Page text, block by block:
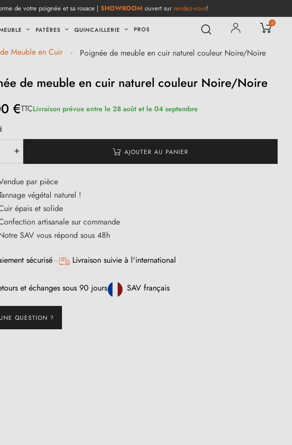
de votre poignée et sa rosace | SHOWROOM ouvert sur rendez-vous!
PATÈRES QUINCAILLERIE PROS
0
Meuble en Cuir Poignée de meuble en cuir naturel couleur Noire/Noire
de meuble en cuir naturel couleur Noire/Noire
€TTCLivraison prévue entre le 28 août et le 04 septembre
AJOUTER AU PANIER
par pièce
végétal naturel !
épais et solide
artisanale sur commande
SAV vous répond sous 48h
sécurisé Livraison suivie à l'international
et échanges sous 90 jours SAV français
UNE QUESTION ?